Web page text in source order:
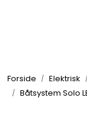
Forside Elektrisk
Båtsystem Solo
Elektrisk